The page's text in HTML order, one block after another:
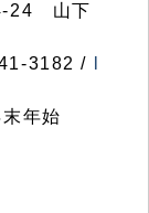
24 山下
3182 /
年始